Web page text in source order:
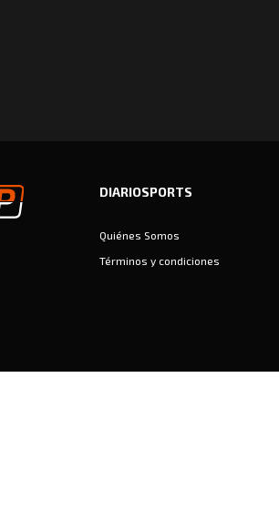
DIARIOSPORTS
Quiénes Somos
Términos y condiciones